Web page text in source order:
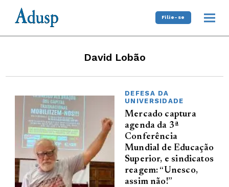
Filie-se
David Lobão
DEFESA DA
UNIVERSIDADE
Mercado captura
agenda da 3ª
Conferência
Mundial de Educação
Superior, e sindicatos
reagem: “Unesco,
assim não!”